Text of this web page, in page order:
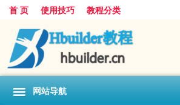
首 页 使用技巧 教程分类
网站导航